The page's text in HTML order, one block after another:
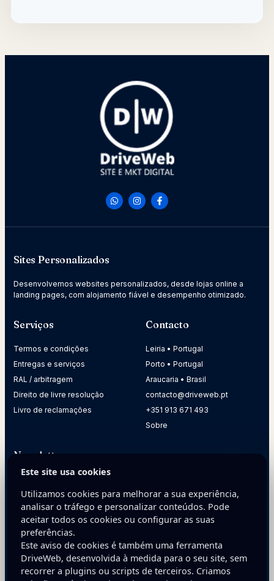
Sites Personalizados
Desenvolvemos websites personalizados, desde lojas online a
landing pages, com alojamento fiável e desempenho otimizado.
Serviços
Termos e condições
Entregas e serviços
RAL / arbitragem
Direito de livre resolução
Livro de reclamações
Contacto
Leiria • Portugal
Porto • Portugal
Araucaria • Brasil
contacto@driveweb.pt
+351 913 671 493
Sobre
Newsletter
sua empresa.
E-mail
Este site usa cookies
Utilizamos cookies para melhorar a sua experiência,
analisar o tráfego e personalizar conteúdos. Pode
aceitar todos os cookies ou configurar as suas
preferências.
Este aviso de cookies é também uma ferramenta
DriveWeb, desenvolvida à medida para o seu site, sem
recorrer a plugins ou scripts de terceiros. Criamos